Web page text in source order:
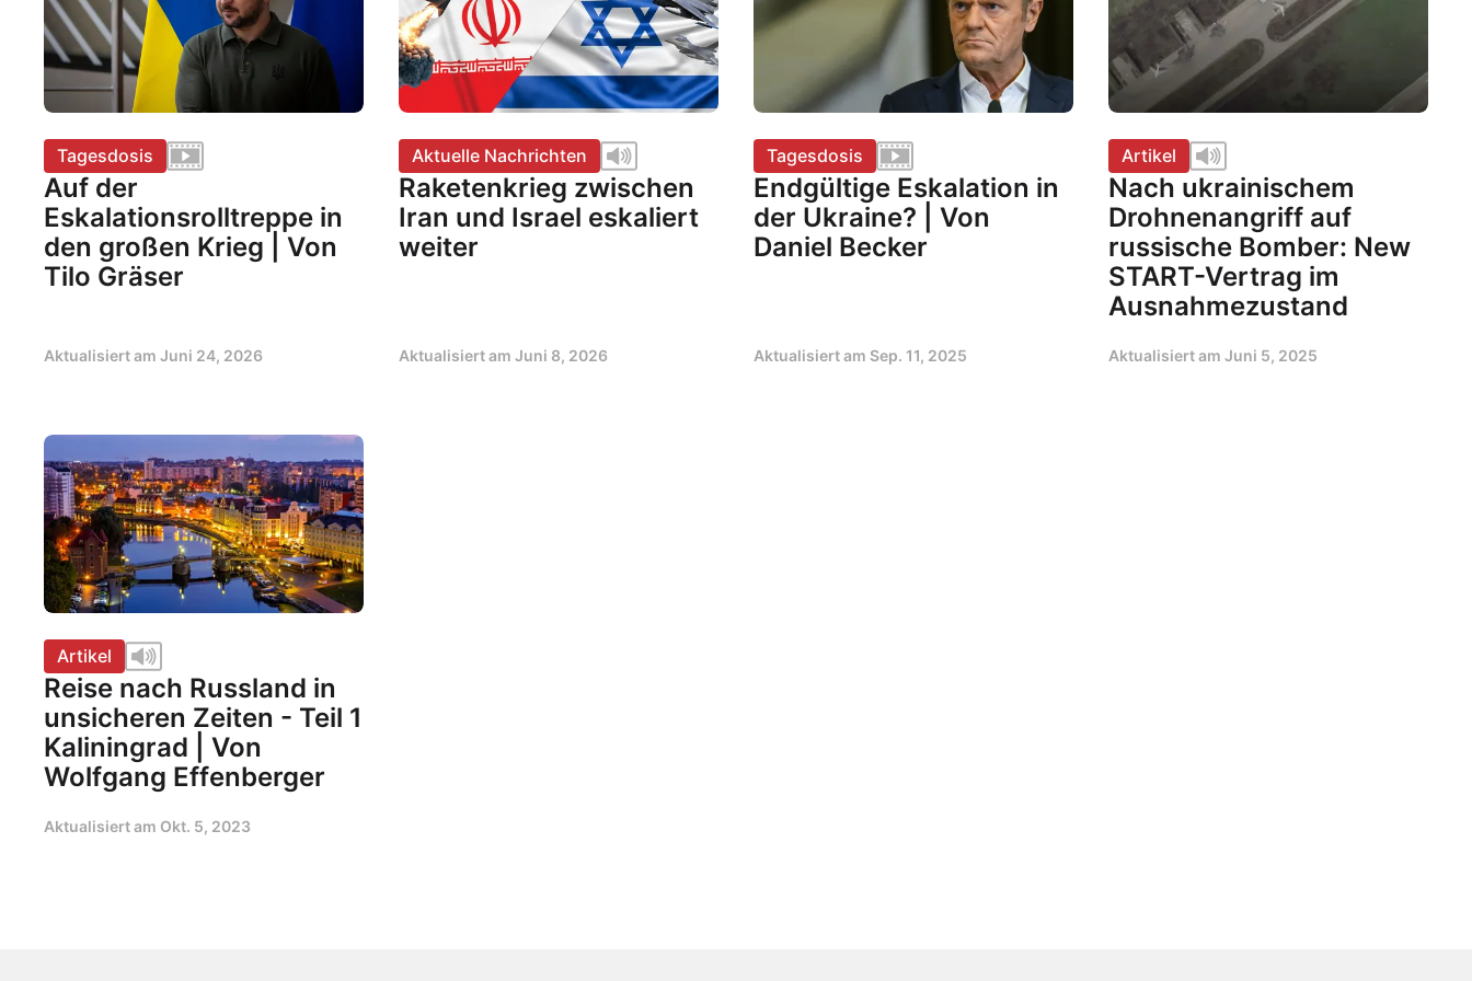
Tagesdosis
Auf der
Eskalationsrolltreppe in
den großen Krieg | Von
Tilo Gräser
Aktualisiert am Juni 24, 2026
Aktuelle Nachrichten
Raketenkrieg zwischen
Iran und Israel eskaliert
weiter
Aktualisiert am Juni 8, 2026
Tagesdosis
Endgültige Eskalation in
der Ukraine? | Von
Daniel Becker
Aktualisiert am Sep. 11, 2025
Artikel
Nach ukrainischem
Drohnenangriff auf
russische Bomber: New
START-Vertrag im
Ausnahmezustand
Aktualisiert am Juni 5, 2025
Artikel
Reise nach Russland in
unsicheren Zeiten - Teil 1
Kaliningrad | Von
Wolfgang Effenberger
Aktualisiert am Okt. 5, 2023